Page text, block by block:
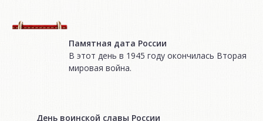
Памятная дата России
В этот день в 1945 году окончилась Вторая
мировая война.
День воинской славы России